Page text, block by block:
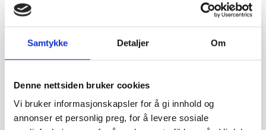
Samtykke Detaljer Om
Denne nettsiden bruker cookies
Vi bruker informasjonskapsler for å gi innhold og
annonser et personlig preg, for å levere sosiale
øker…
Read more